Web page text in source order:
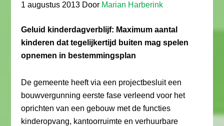
1 augustus 2013 Door Marian Harberink
Geluid kinderdagverblijf: Maximum aantal
kinderen dat tegelijkertijd buiten mag spelen
opnemen in bestemmingsplan
De gemeente heeft via een projectbesluit een
bouwvergunning eerste fase verleend voor het
oprichten van een gebouw met de functies
kinderopvang, kantoorruimte en verhuurbare